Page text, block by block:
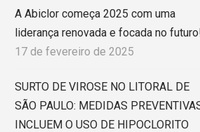
A Abiclor começa 2025 com uma
liderança renovada e focada no
17 de fevereiro de 2025
SURTO DE VIROSE NO LITORAL DE
SÃO PAULO: MEDIDAS
INCLUEM O USO DE HIPOCLORITO